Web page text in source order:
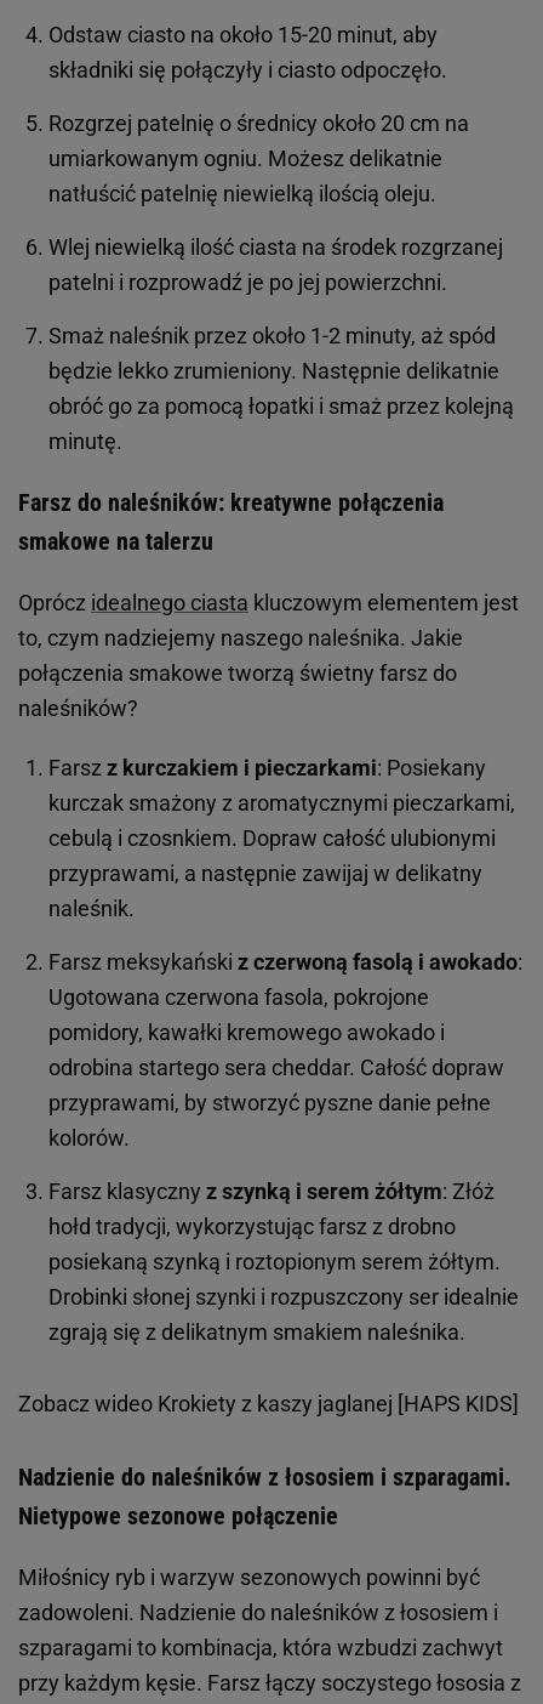
Odstaw ciasto na około 15-20 minut, aby
składniki się połączyły i ciasto odpoczęło.
Rozgrzej patelnię o średnicy około 20 cm na
umiarkowanym ogniu. Możesz delikatnie
natłuścić patelnię niewielką ilością oleju.
Wlej niewielką ilość ciasta na środek rozgrzanej
patelni i rozprowadź je po jej powierzchni.
Smaż naleśnik przez około 1-2 minuty, aż spód
będzie lekko zrumieniony. Następnie delikatnie
obróć go za pomocą łopatki i smaż przez kolejną
minutę.
Farsz do naleśników: kreatywne połączenia
smakowe na talerzu
Oprócz idealnego ciasta kluczowym elementem jest
to, czym nadziejemy naszego naleśnika. Jakie
połączenia smakowe tworzą świetny farsz do
naleśników?
Farszz kurczakiem i pieczarkami: Posiekany
kurczak smażony z aromatycznymi pieczarkami,
cebulą i czosnkiem. Dopraw całość ulubionymi
przyprawami, a następnie zawijaj w delikatny
naleśnik.
Farsz meksykański z czerwoną fasolą i awokado:
Ugotowana czerwona fasola, pokrojone
pomidory, kawałki kremowego awokado i
odrobina startego sera cheddar. Całość dopraw
przyprawami, by stworzyć pyszne danie pełne
kolorów.
Farsz klasyczny z szynką i serem żółtym: Złóż
hołd tradycji, wykorzystując farsz z drobno
posiekaną szynką i roztopionym serem żółtym.
Drobinki słonej szynki i rozpuszczony ser idealnie
zgrają się z delikatnym smakiem naleśnika.
Zobacz wideo Krokiety z kaszy jaglanej [HAPS KIDS]
Nadzienie do naleśników z łososiem i szparagami.
Nietypowe sezonowe połączenie
Miłośnicy ryb i warzyw sezonowych powinni być
zadowoleni. Nadzienie do naleśników z łososiem i
szparagami to kombinacja, która wzbudzi zachwyt
przy każdym kęsie. Farsz łączy soczystego łososia z